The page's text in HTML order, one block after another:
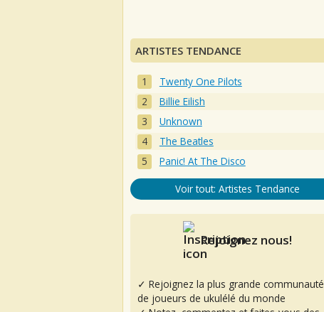
ARTISTES TENDANCE
Twenty One Pilots
Billie Eilish
Unknown
The Beatles
Panic! At The Disco
Voir tout: Artistes Tendance
Rejoignez nous!
✓ Rejoignez la plus grande communauté
de joueurs de ukulélé du monde